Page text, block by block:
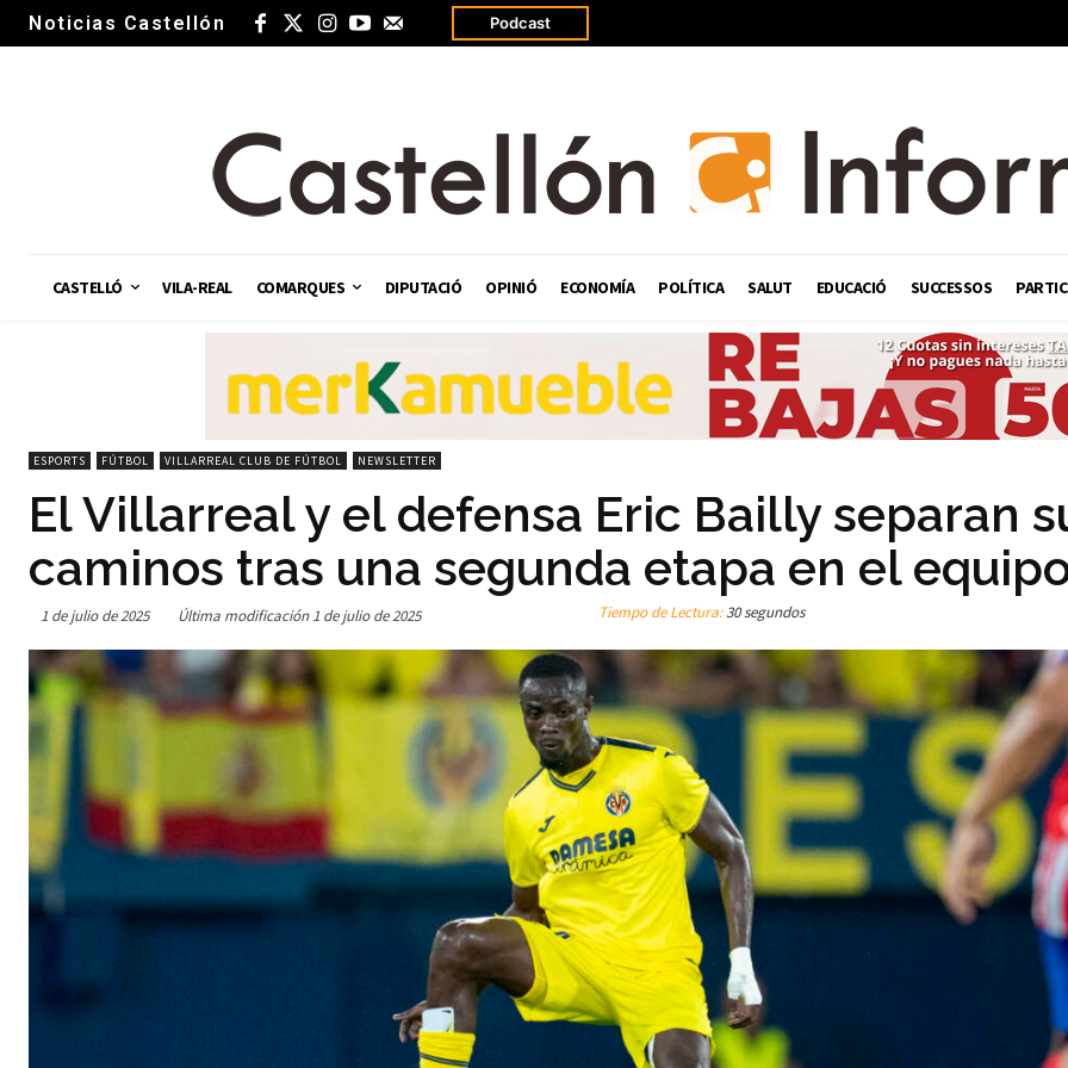
Noticias Castellón Podcast
CASTELLÓ VILA-REAL COMARQUES DIPUTACIÓ OPINIÓ ECONOMÍA POLÍTICA SALUT EDUCACIÓ SUCCESSOS
ESPORTS FÚTBOL VILLARREAL CLUB DE FÚTBOL NEWSLETTER
El Villarreal y el defensa Eric Bailly separan
caminos tras una segunda etapa en el
1 de julio de 2025 Última modificación 1 de julio de 2025 Tiempo de Lectura:30 segundos